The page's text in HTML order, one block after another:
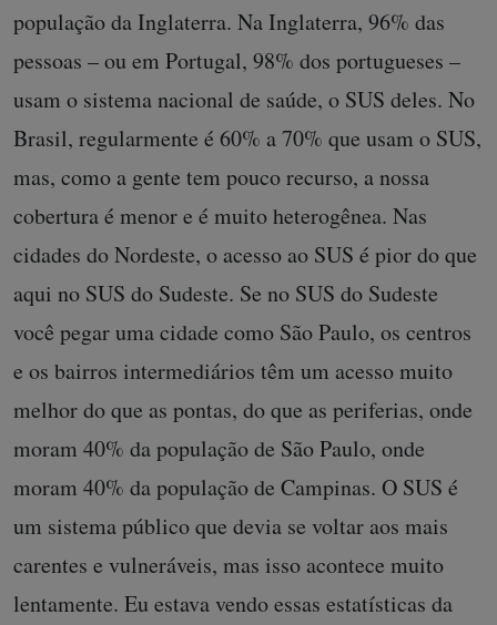
população da Inglaterra. Na Inglaterra, 96% das
pessoas – ou em Portugal, 98% dos portugueses –
usam o sistema nacional de saúde, o SUS deles. No
Brasil, regularmente é 60% a 70% que usam o SUS,
mas, como a gente tem pouco recurso, a nossa
cobertura é menor e é muito heterogênea. Nas
cidades do Nordeste, o acesso ao SUS é pior do que
aqui no SUS do Sudeste. Se no SUS do Sudeste
você pegar uma cidade como São Paulo, os centros
e os bairros intermediários têm um acesso muito
melhor do que as pontas, do que as periferias, onde
moram 40% da população de São Paulo, onde
moram 40% da população de Campinas. O SUS é
um sistema público que devia se voltar aos mais
carentes e vulneráveis, mas isso acontece muito
lentamente. Eu estava vendo essas estatísticas da